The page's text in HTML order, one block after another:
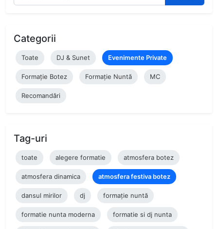
Categorii
Toate DJ & Sunet Evenimente Private
Formație Botez Formație Nuntă MC
Recomandări
Tag-uri
toate alegere formatie atmosfera botez
atmosfera dinamica atmosfera festiva botez
dansul mirilor dj formație nuntă
formatie nunta moderna formatie si dj nunta